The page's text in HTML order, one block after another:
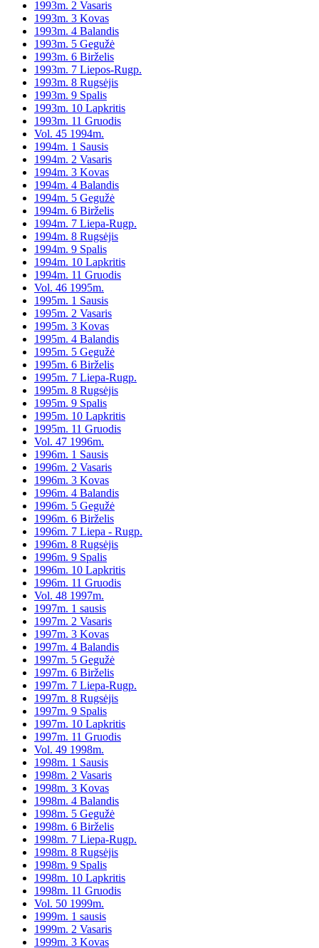
1993m. 2 Vasaris
1993m. 3 Kovas
1993m. 4 Balandis
1993m. 5 Gegužė
1993m. 6 Birželis
1993m. 7 Liepos-Rugp.
1993m. 8 Rugsėjis
1993m. 9 Spalis
1993m. 10 Lapkritis
1993m. 11 Gruodis
Vol. 45 1994m.
1994m. 1 Sausis
1994m. 2 Vasaris
1994m. 3 Kovas
1994m. 4 Balandis
1994m. 5 Gegužė
1994m. 6 Birželis
1994m. 7 Liepa-Rugp.
1994m. 8 Rugsėjis
1994m. 9 Spalis
1994m. 10 Lapkritis
1994m. 11 Gruodis
Vol. 46 1995m.
1995m. 1 Sausis
1995m. 2 Vasaris
1995m. 3 Kovas
1995m. 4 Balandis
1995m. 5 Gegužė
1995m. 6 Birželis
1995m. 7 Liepa-Rugp.
1995m. 8 Rugsėjis
1995m. 9 Spalis
1995m. 10 Lapkritis
1995m. 11 Gruodis
Vol. 47 1996m.
1996m. 1 Sausis
1996m. 2 Vasaris
1996m. 3 Kovas
1996m. 4 Balandis
1996m. 5 Gegužė
1996m. 6 Birželis
1996m. 7 Liepa - Rugp.
1996m. 8 Rugsėjis
1996m. 9 Spalis
1996m. 10 Lapkritis
1996m. 11 Gruodis
Vol. 48 1997m.
1997m. 1 sausis
1997m. 2 Vasaris
1997m. 3 Kovas
1997m. 4 Balandis
1997m. 5 Gegužė
1997m. 6 Birželis
1997m. 7 Liepa-Rugp.
1997m. 8 Rugsėjis
1997m. 9 Spalis
1997m. 10 Lapkritis
1997m. 11 Gruodis
Vol. 49 1998m.
1998m. 1 Sausis
1998m. 2 Vasaris
1998m. 3 Kovas
1998m. 4 Balandis
1998m. 5 Gegužė
1998m. 6 Birželis
1998m. 7 Liepa-Rugp.
1998m. 8 Rugsėjis
1998m. 9 Spalis
1998m. 10 Lapkritis
1998m. 11 Gruodis
Vol. 50 1999m.
1999m. 1 sausis
1999m. 2 Vasaris
1999m. 3 Kovas